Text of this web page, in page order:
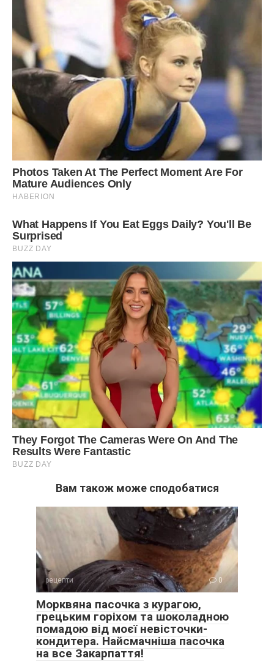
Вам також може сподобатися
рецепти 0
Морквяна пасочка з курагою,
грецьким горіхом та шоколадною
помадою від моєї невісточки-
кондитера. Найсмачніша пасочка
на все Закарпаття!